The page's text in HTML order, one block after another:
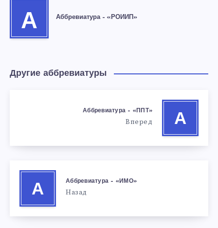
А Аббревиатура – «РОИИП»
Другие аббревиатуры
А
Аббревиатура – «ППТ»
Вперед
А
Аббревиатура – «ИМО»
Назад